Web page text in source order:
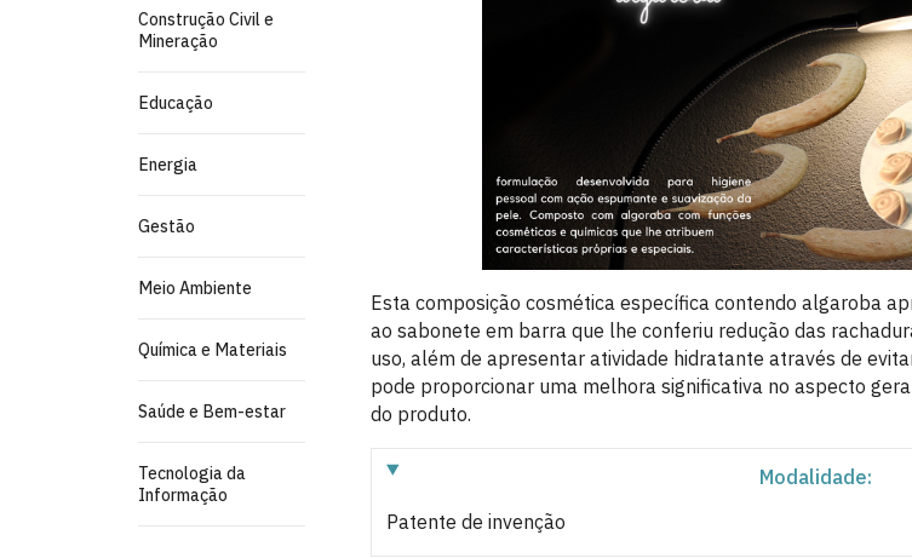
Construção Civil e
Mineração
Educação
Energia
Gestão
Meio Ambiente
Química e Materiais
Saúde e Bem-estar
Tecnologia da
Informação
Esta composição cosmética específica contendo algaroba
ao sabonete em barra que lhe conferiu redução das
uso, além de apresentar atividade hidratante através de
pode proporcionar uma melhora significativa no aspecto
do produto.
Modalidade:
Patente de invenção